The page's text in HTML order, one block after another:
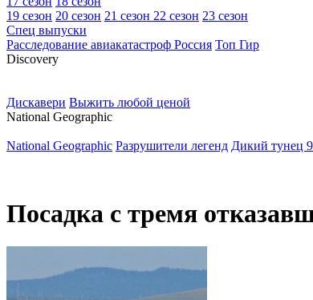
19 сезон 20 сезон 21 сезон 22 сезон 23 сезон
Спец выпуски
Расследование авиакатастроф Россия Топ Гир
Discovery
Дискавери Выжить любой ценой
National Geographic
National Geographic Разрушители легенд Дикий тунец 9
Посадка с тремя